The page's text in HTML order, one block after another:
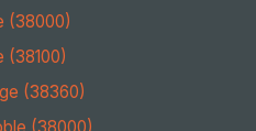
(38000)
(38100)
(38360)